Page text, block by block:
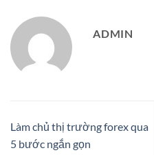
ADMIN
Làm chủ thị trường forex qua
5 bước ngắn gọn